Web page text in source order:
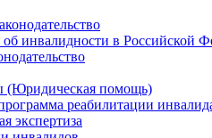
инвалидности в Российской
(Юридическая помощь)
реабилитации
экспертиза